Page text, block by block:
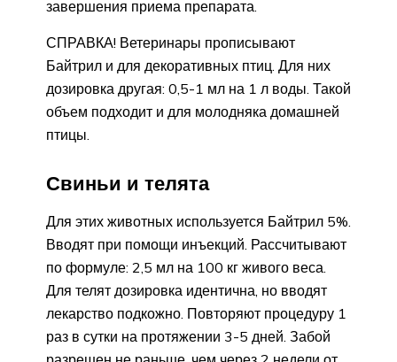
завершения приема препарата.
СПРАВКА! Ветеринары прописывают
Байтрил и для декоративных птиц. Для них
дозировка другая: 0,5-1 мл на 1 л воды. Такой
объем подходит и для молодняка домашней
птицы.
Свиньи и телята
Для этих животных используется Байтрил 5%.
Вводят при помощи инъекций. Рассчитывают
по формуле: 2,5 мл на 100 кг живого веса.
Для телят дозировка идентична, но вводят
лекарство подкожно. Повторяют процедуру 1
раз в сутки на протяжении 3-5 дней. Забой